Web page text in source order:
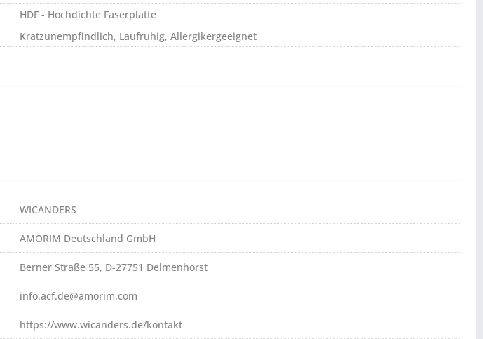
HDF - Hochdichte Faserplatte
Kratzunempfindlich, Laufruhig, Allergikergeeignet
WICANDERS
AMORIM Deutschland GmbH
Berner Straße 55, D-27751 Delmenhorst
info.acf.de@amorim.com
https://www.wicanders.de/kontakt